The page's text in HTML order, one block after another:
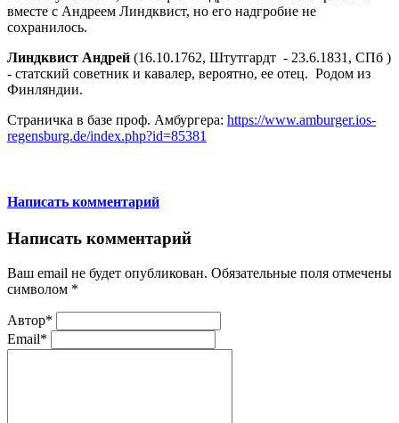
вместе с Андреем Линдквист, но его надгробие не
сохранилось.
Линдквист Андрей (16.10.1762, Штутгардт - 23.6.1831, СПб )
- статский советник и кавалер, вероятно, ее отец. Родом из
Финляндии.
Страничка в базе проф. Амбургера: https://www.amburger.ios-
regensburg.de/index.php?id=85381
Написать комментарий
Написать комментарий
Ваш email не будет опубликован. Обязательные поля отмечены
символом *
Автор*
Email*